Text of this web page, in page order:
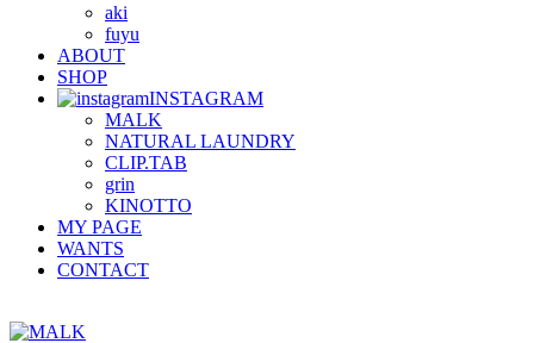
aki
fuyu
ABOUT
SHOP
INSTAGRAM
MALK
NATURAL LAUNDRY
CLIP.TAB
grin
KINOTTO
MY PAGE
WANTS
CONTACT